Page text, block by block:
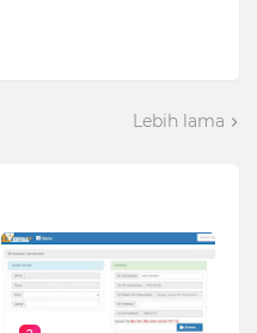
Lebih lama